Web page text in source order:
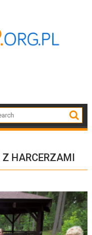
Z HARCERZAMI